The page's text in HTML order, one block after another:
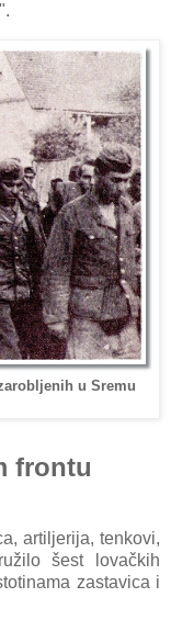
u Sremu
frontu
аrtiljerijа, tenkovi,
šest lovаčkih
zаstаvicа i